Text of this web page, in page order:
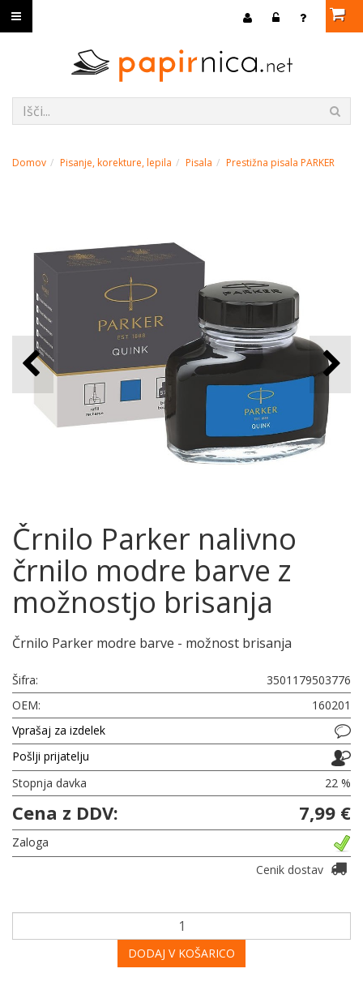
Domov Pisanje, korekture, lepila Pisala Prestižna pisala PARKER
Črnilo Parker nalivno
črnilo modre barve z
možnostjo brisanja
Črnilo Parker modre barve - možnost brisanja
Šifra:
3501179503776
OEM:
160201
Vprašaj za izdelek
Pošlji prijatelju
Stopnja davka
22 %
Cena z DDV: 7,99 €
Zaloga
Cenik dostav
DODAJ V KOŠARICO